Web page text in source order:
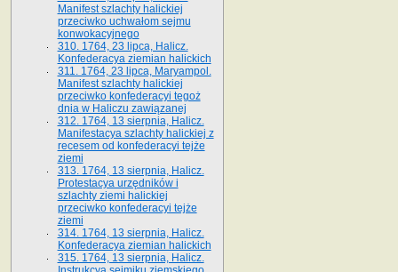
Manifest szlachty halickiej
przeciwko uchwałom sejmu
konwokacyjnego
310. 1764, 23 lipca, Halicz.
Konfederacya ziemian halickich
311. 1764, 23 lipca, Maryampol.
Manifest szlachty halickiej
przeciwko konfederacyi tegoż
dnia w Haliczu zawiązanej
312. 1764, 13 sierpnia, Halicz.
Manifestacya szlachty halickiej z
recesem od konfederacyi tejże
ziemi
313. 1764, 13 sierpnia, Halicz.
Protestacya urzędników i
szlachty ziemi halickiej
przeciwko konfederacyi tejże
ziemi
314. 1764, 13 sierpnia, Halicz.
Konfederacya ziemian halickich
315. 1764, 13 sierpnia, Halicz.